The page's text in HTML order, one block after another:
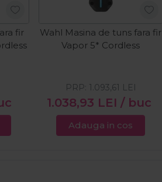
fir
Wahl Masina de tuns fara fir
Vapor 5* Cordless
1.038,93 LEI / buc
PRP: 1.093,61 LEI
Adauga in cos